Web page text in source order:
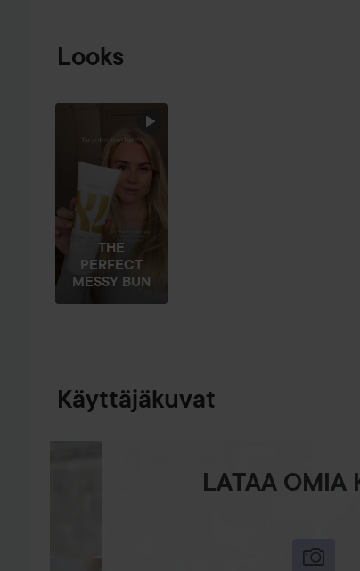
Looks
THE
PERFECT
MESSY BUN
Käyttäjäkuvat
LATAA OMIA